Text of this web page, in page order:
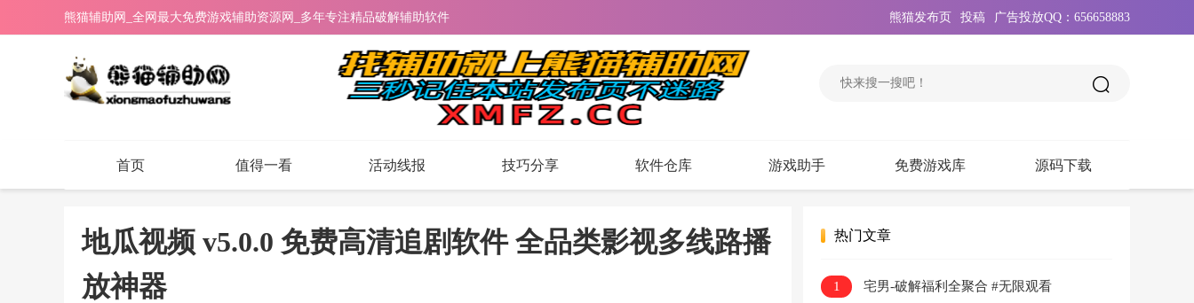
熊猫辅助网_全网最大免费游戏辅助资源网_多年专注精品破解辅助软件 广告投放QQ：656658883
投稿
熊猫发布页
首页 值得一看 活动线报 技巧分享 软件仓库 游戏助手 免费游戏库 源码下载
地瓜视频 v5.0.0 免费高清追剧软件 全品类影视多线路播
放神器
热门文章
1 宅男-破解福利全聚合 #无限观看